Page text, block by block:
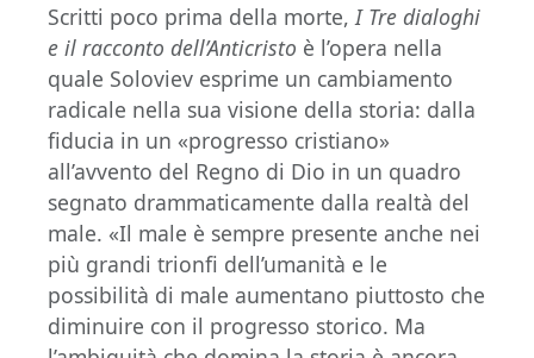
Scritti poco prima della morte,I Tre dialoghi
e il racconto dell’Anticristo è l’opera nella
quale Soloviev esprime un cambiamento
radicale nella sua visione della storia: dalla
fiducia in un «progresso cristiano»
all’avvento del Regno di Dio in un quadro
segnato drammaticamente dalla realtà del
male. «Il male è sempre presente anche nei
più grandi trionfi dell’umanità e le
possibilità di male aumentano piuttosto che
diminuire con il progresso storico. Ma